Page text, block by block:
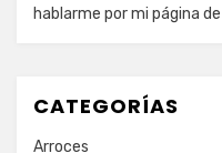
hablarme por mi página de
CATEGORÍAS
Arroces